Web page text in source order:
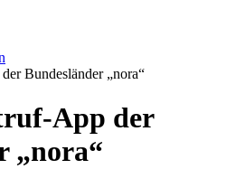
Bundesländer „nora“
App der
„nora“